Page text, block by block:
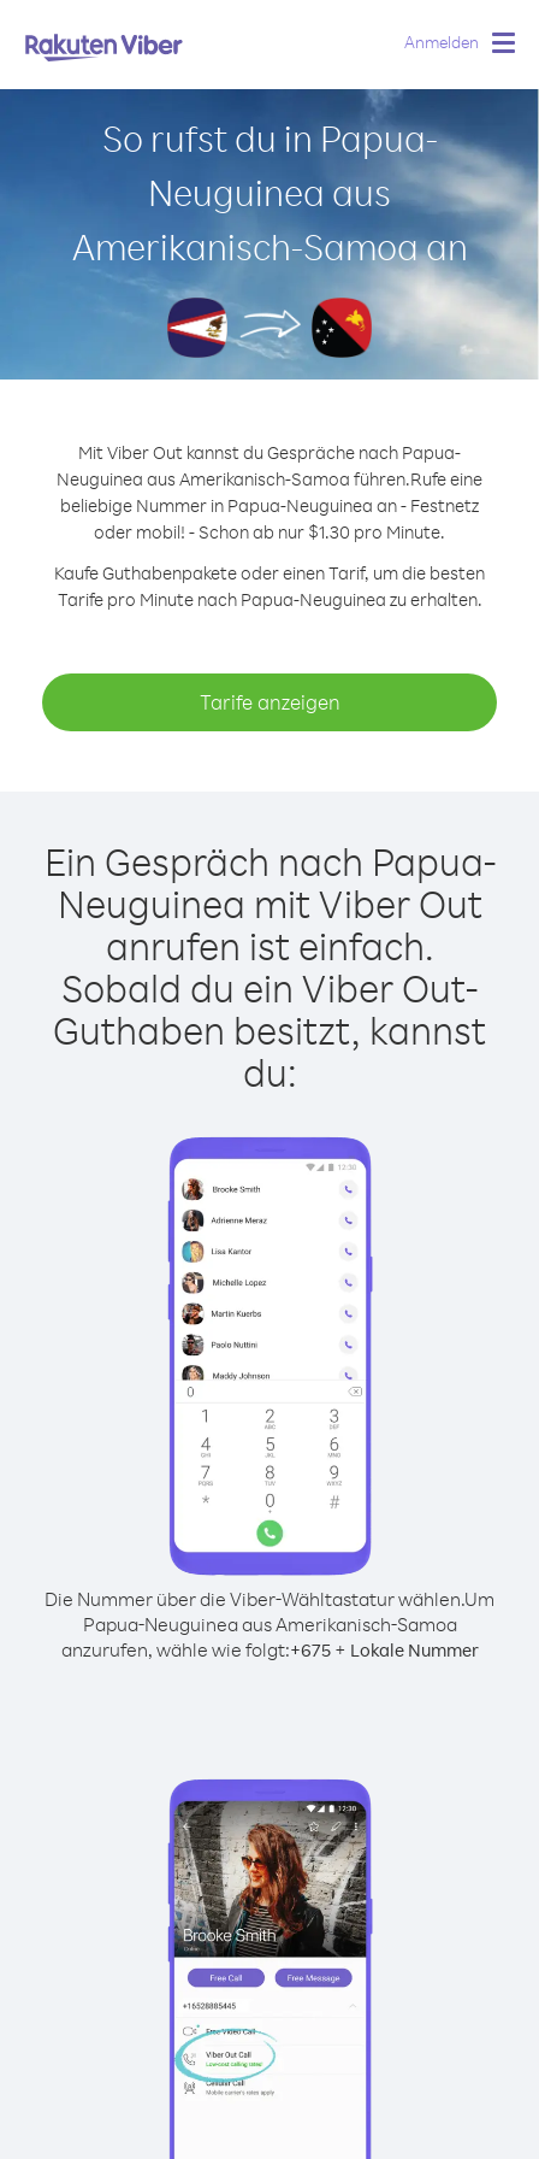
Anmelden
So rufst du in Papua-
Neuguinea aus
Amerikanisch-Samoa an
Mit Viber Out kannst du Gespräche nach Papua-
Neuguinea aus Amerikanisch-Samoa führen.Rufe eine
beliebige Nummer in Papua-Neuguinea an - Festnetz
oder mobil! - Schon ab nur $1.30 pro Minute.
Kaufe Guthabenpakete oder einen Tarif, um die besten
Tarife pro Minute nach Papua-Neuguinea zu erhalten.
Tarife anzeigen
Ein Gespräch nach Papua-
Neuguinea mit Viber Out
anrufen ist einfach.
Sobald du ein Viber Out-
Guthaben besitzt, kannst
du:
Die Nummer über die Viber-Wähltastatur wählen.Um
Papua-Neuguinea aus Amerikanisch-Samoa
anzurufen, wähle wie folgt:+675+ Lokale Nummer